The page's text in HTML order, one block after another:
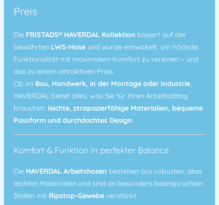
Preis
Die FRISTADS® HAVERDAL Kollektion basiert auf der
bewährten LWS-Hose und wurde entwickelt, um höchste
Funktionalität mit maximalem Komfort zu vereinen – und
das zu einem attraktiven Preis.
Ob im Bau, Handwerk, in der Montage oder Industrie,
HAVERDAL bietet alles, was Sie für Ihren Arbeitsalltag
brauchen: leichte, strapazierfähige Materialien, bequeme
Passform und durchdachtes Design.
Komfort & Funktion in perfekter Balance
Die HAVERDAL Arbeitshosen bestehen aus robusten, aber
leichten Materialien und sind an besonders beanspruchten
Stellen mit Ripstop-Gewebe verstärkt.